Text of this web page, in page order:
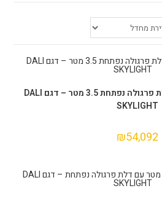
מידע נוסף
מטבח גינה יוקרתי עם דלת פרגולה נפתחת 3.5 מטר – דגם DALI
SKYLIGHT
₪54,092